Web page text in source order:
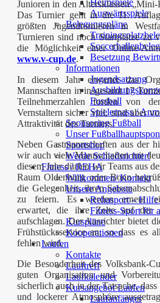
Heimspiele
Auswärtsspiele
Belegungspläne
Besetzung
Informationen
Jugendsatzung
Fussball
Spielerpass /
Sponsoring Fußball
Unser
Sportshop
Werde Schiedsrichter!
Fitness / REHA
Willkommen/ Kontakt
Unsere Angebote
Rehasport –
Fitness-Sport für
Kurspläne
Kooperationen
Laufen
Kontakte
Lauftreff
Laufkalender
Kursangebot Laufen
Laufanfänger
Junioren in den Altersklassen
Das Turnier geht in die 11.
größten Jugendturnieren in
Turnieren sind noch Startplätze zu
die Möglichkeit einer Online-
www.v-cup.de.
In diesem Jahr erwartet das
Mannschaften in insgesamt 17
Teilnehmerzahlen forden von
Vernstaltern sicher viel, sind aber
Attraktivität des Turniers.
Neben Gastmannschaften aus der
wir auch viele Mannschaften mit
diesem Jahr dürfen wir Teams aus
Raum Oldenburg oder Bonn
die Gelegenheit, ihren
zu feiern. Es werden erneut
erwartet, die ihre Zelte auf der
aufschlagen. Der Ausrichter bietet
Frühstücksservice an, so dass es
fehlen wird.
Die Besonderheit des Volksbank-
guten Organisation und
sicherlich auch in der Tatsache,
und lockerer Atmosphäre